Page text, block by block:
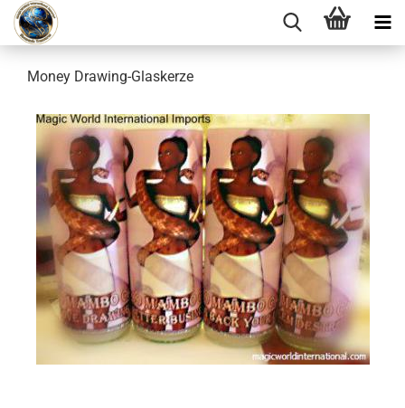
Money Drawing-Glaskerze